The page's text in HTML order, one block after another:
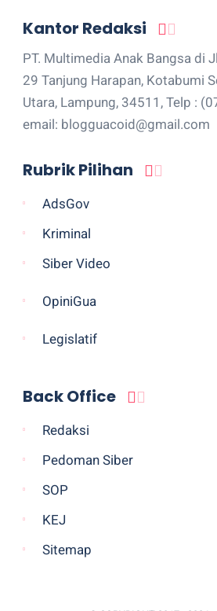
Kantor Redaksi
PT. Multimedia Anak Bangsa di
29 Tanjung Harapan, Kotabumi
Utara, Lampung, 34511, Telp :
email: blogguacoid@gmail.com
Rubrik Pilihan
AdsGov
Kriminal
Siber Video
OpiniGua
Legislatif
Back Office
Redaksi
Pedoman Siber
SOP
KEJ
Sitemap